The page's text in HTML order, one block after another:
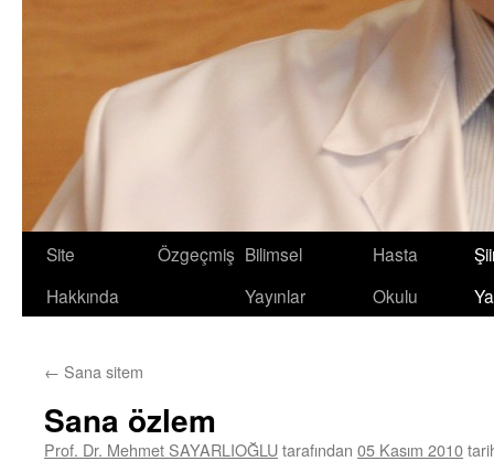
Site
Hakkında
Özgeçmiş Bilimsel
Yayınlar
Hasta
Okulu
← Sana sitem
Sana özlem
Prof. Dr. Mehmet SAYARLIOĞLUtarafından 05 Kasım 2010